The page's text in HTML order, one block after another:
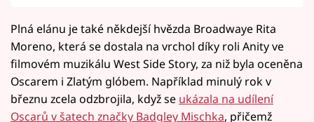
Plná elánu je také někdejší hvězda Broadwaye Rita
Moreno, která se dostala na vrchol díky roli Anity ve
filmovém muzikálu West Side Story, za niž byla oceněna
Oscarem i Zlatým glóbem. Například minulý rok v
březnu zcela odzbrojila, když se ukázala na udílení
Oscarů v šatech značky Badgley Mischka, přičemž